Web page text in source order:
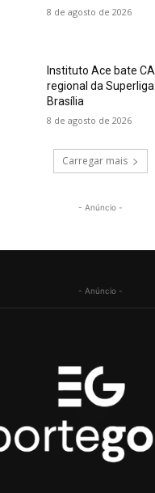
8 de agosto de 2026
Instituto Ace bate
regional da
Brasília
8 de agosto de 2026
Carregar mais
- Anúncio -
- Anúncio -